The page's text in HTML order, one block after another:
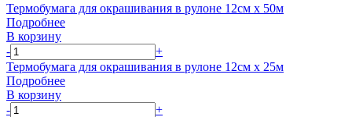
Термобумага для окрашивания в рулоне 12см х 50м
Подробнее
В корзину
-
+
Термобумага для окрашивания в рулоне 12см х 25м
Подробнее
В корзину
-
+